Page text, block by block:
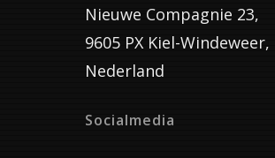
Nieuwe Compagnie 23,
9605 PX Kiel-Windeweer,
Nederland
Socialmedia